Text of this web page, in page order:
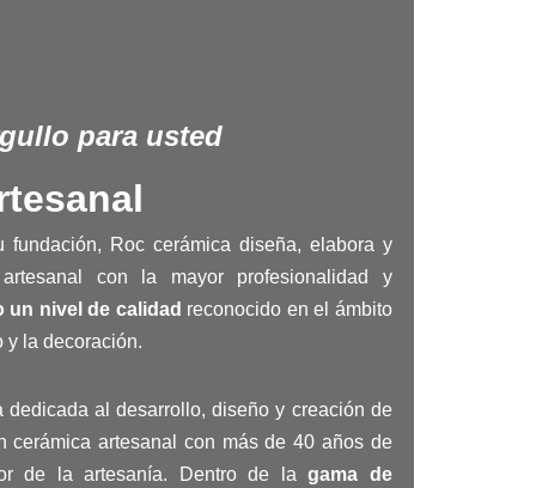
para usted
fundación, Roc cerámica diseña, elabora y
con la mayor profesionalidad y
un nivel de calidad reconocido en el ámbito
y la decoración.
dedicada al desarrollo, diseño y creación de
cerámica artesanal con más de 40 años de
de la artesanía. Dentro de lagama de